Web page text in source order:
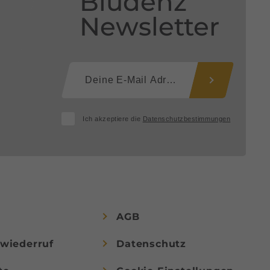
Newsletter
Ich akzeptiere die Datenschutzbestimmungen
AGB
Datenschutz